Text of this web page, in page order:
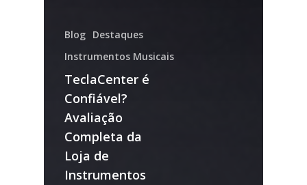
Blog Destaques
Instrumentos Musicais
TeclaCenter é
Confiável?
Avaliação
Completa da
Loja de
Instrumentos